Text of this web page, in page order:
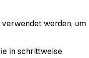
werden, um
in schrittweise